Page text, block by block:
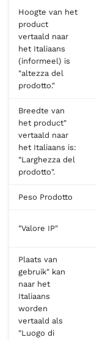
Hoogte van het
product
vertaald naar
het Italiaans
(informeel) is
"altezza del
prodotto."
Breedte van
het product"
vertaald naar
het Italiaans is:
"Larghezza del
prodotto".
Peso Prodotto
"Valore IP"
Plaats van
gebruik" kan
naar het
Italiaans
worden
vertaald als
"Luogo di